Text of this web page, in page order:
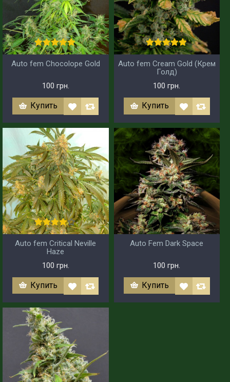
Auto fem Chocolope Gold
100 грн.
Купить
Auto fem Cream Gold (Крем
Голд)
100 грн.
Купить
Auto fem Critical Neville
Haze
100 грн.
Купить
Auto Fem Dark Space
100 грн.
Купить